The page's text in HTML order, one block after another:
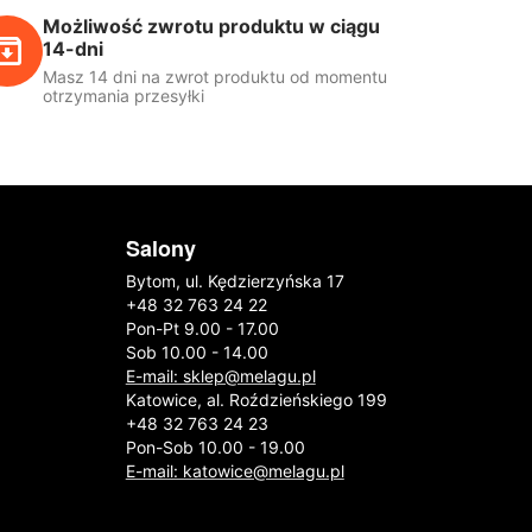
Możliwość zwrotu produktu w ciągu
14-dni
Masz 14 dni na zwrot produktu od momentu
otrzymania przesyłki
Salony
Bytom, ul. Kędzierzyńska 17
+48 32 763 24 22
Pon-Pt 9.00 - 17.00
Sob 10.00 - 14.00
E-mail: sklep@melagu.pl
Katowice, al. Roździeńskiego 199
+48 32 763 24 23
Pon-Sob 10.00 - 19.00
E-mail: katowice@melagu.pl